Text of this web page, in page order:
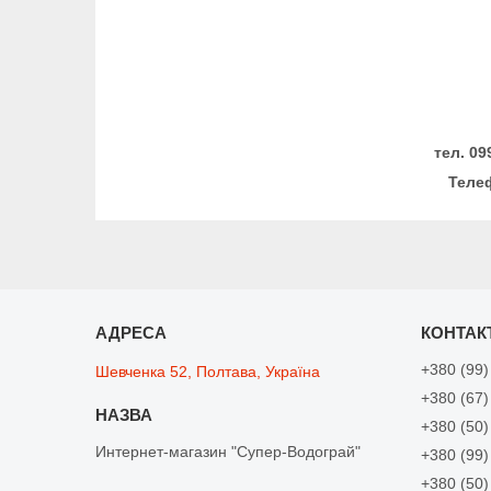
тел.
Шевченка 52, Полтава, Україна
Интернет-магазин "Супер-Водограй"
+380
+380
+380
+380
+380